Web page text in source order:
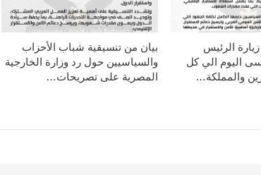
بيان من تنسيقية شباب الأحزاب
والسياسيين حول رد وزارة الخارجية
المصرية على تصريحات…
الرئيس
اليوم الي كل
والمملكة…